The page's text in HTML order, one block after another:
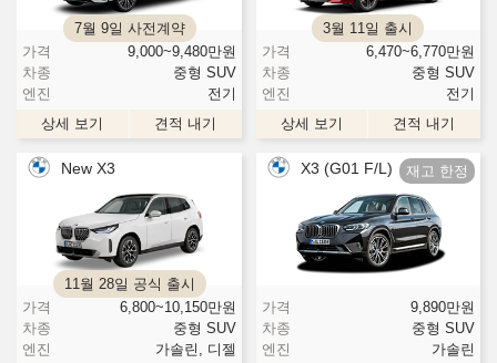
7월 9일 사전계약
가격
9,000~9,480만원
차종
중형 SUV
엔진
전기
상세 보기
견적 내기
3월 11일 출시
가격
6,470~6,770만원
차종
중형 SUV
엔진
전기
상세 보기
견적 내기
New X3
11월 28일 공식 출시
가격
6,800~10,150만원
차종
중형 SUV
엔진
가솔린, 디젤
X3 (G01 F/L)
가격 9,890만원
차종
중형 SUV
엔진
가솔린